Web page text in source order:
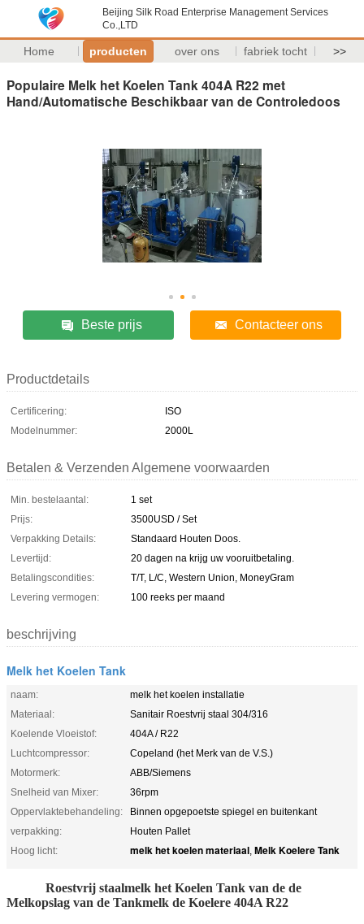
Beijing Silk Road Enterprise Management Services
Co.,LTD
Home producten over ons fabriek tocht >>
Populaire Melk het Koelen Tank 404A R22 met
Hand/Automatische Beschikbaar van de Controledoos
Beste prijs Contacteer ons
Productdetails
Certificering:
ISO
Modelnummer:
2000L
Betalen & Verzenden Algemene voorwaarden
Min. bestelaantal:
1 set
Prijs:
3500USD / Set
Verpakking Details:
Standaard Houten Doos.
Levertijd:
20 dagen na krijg uw vooruitbetaling.
Betalingscondities:
T/T, L/C, Western Union, MoneyGram
Levering vermogen:
100 reeks per maand
beschrijving
Melk het Koelen Tank
naam:
melk het koelen installatie
Materiaal:
Sanitair Roestvrij staal 304/316
Koelende Vloeistof:
404A / R22
Luchtcompressor:
Copeland (het Merk van de V.S.)
Motormerk:
ABB/Siemens
Snelheid van Mixer:
36rpm
Oppervlaktebehandeling:
Binnen opgepoetste spiegel en buitenkant
verpakking:
Houten Pallet
Hoog licht:
melk het koelen materiaal, Melk Koelere Tank
Roestvrij staalmelk het Koelen Tank van de de
Melkopslag van de Tankmelk de Koelere 404A R22